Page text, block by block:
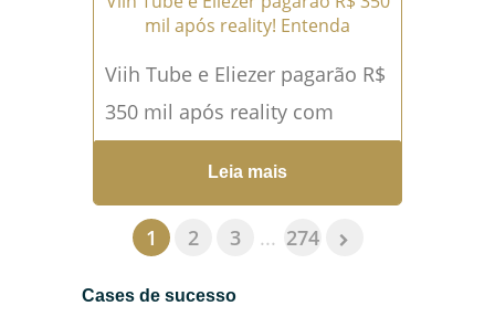
mil após reality! Entenda
Viih Tube e Eliezer pagarão R$
350 mil após reality com
empregados Uma brincadeira
gravada para as redes sociais
acabou se transformando...
Leia mais →
Leia mais
1 2 3 ... 274
Cases de sucesso